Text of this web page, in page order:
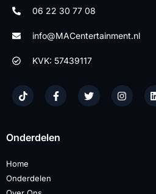
06 22 30 77 08
info@MACentertainment.nl
KVK: 57439117
Onderdelen
Home
Onderdelen